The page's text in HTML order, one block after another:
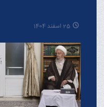
25 اسفند 1404